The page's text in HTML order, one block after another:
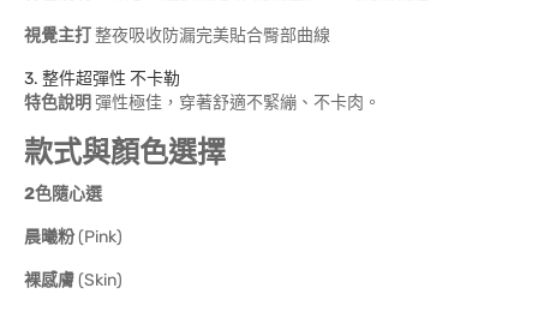
視覺主打整夜吸收防漏完美貼合臀部曲線
3. 整件超彈性 不卡勒
特色說明 彈性極佳，穿著舒適不緊繃、不卡肉。
款式與顏色選擇
2色隨心選
晨曦粉(Pink)
裸感膚(Skin)